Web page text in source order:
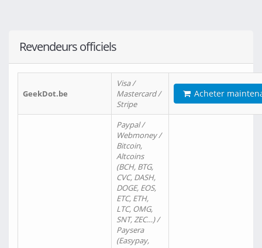
Revendeurs officiels
GeekDot.be
Visa /
Mastercard /
Stripe
Acheter
Paypal /
Webmoney /
Bitcoin,
Altcoins
(BCH, BTG,
CVC, DASH,
DOGE, EOS,
ETC, ETH,
LTC, OMG,
SNT, ZEC…) /
Paysera
(Easypay,